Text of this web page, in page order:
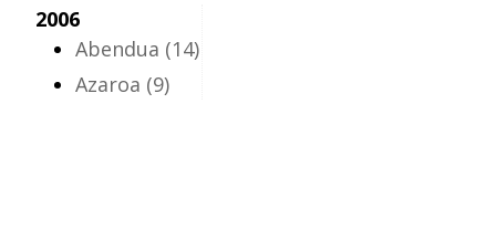
2006
Abendua (14)
Azaroa (9)